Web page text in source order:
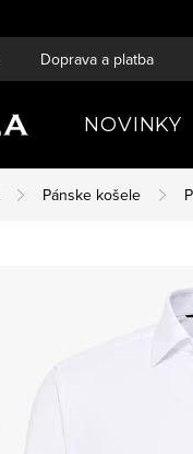
Doprava a platba
NOVINKY
Pánske košele